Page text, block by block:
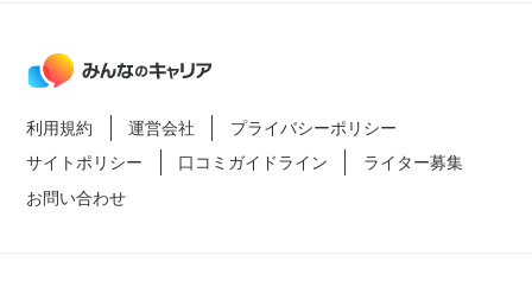
利用規約 運営会社
プライバシーポリシー
サイトポリシー
口コミガイドライン
ライター募集
お問い合わせ